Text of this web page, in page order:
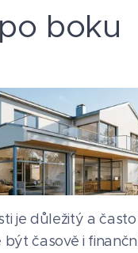
po boku
je důležitý a
časově i